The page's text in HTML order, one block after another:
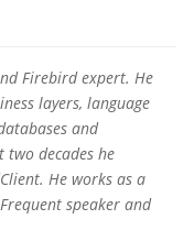
Firebird expert. He
layers, language
and
two decades he
He works as a
speaker and